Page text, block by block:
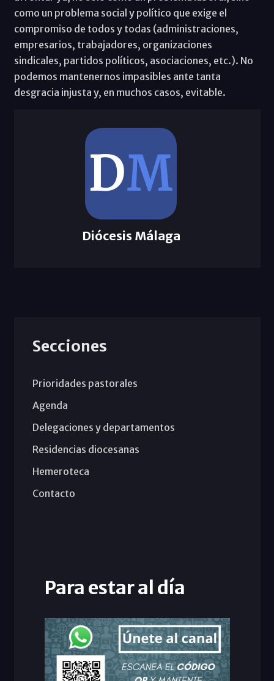
como un problema social y político que exige el
compromiso de todos y todas (administraciones,
empresarios, trabajadores, organizaciones
sindicales, partidos políticos, asociaciones, etc.). No
podemos mantenernos impasibles ante tanta
desgracia injusta y, en muchos casos, evitable.
Diócesis Málaga
Secciones
Prioridades pastorales
Agenda
Delegaciones y departamentos
Residencias diocesanas
Hemeroteca
Contacto
Para estar al día